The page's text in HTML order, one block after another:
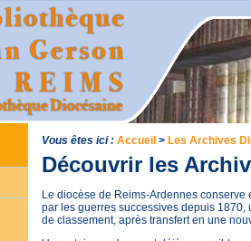
Vous êtes ici : Accueil > Les Archives
Découvrir les
Le diocèse de Reims-Ardennes
par les guerres successives depuis 1870,
de classement, après transfert en une